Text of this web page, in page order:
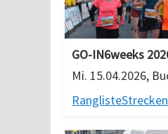
GO-IN6weeks
Mi. 15.04.2026,
Rangliste